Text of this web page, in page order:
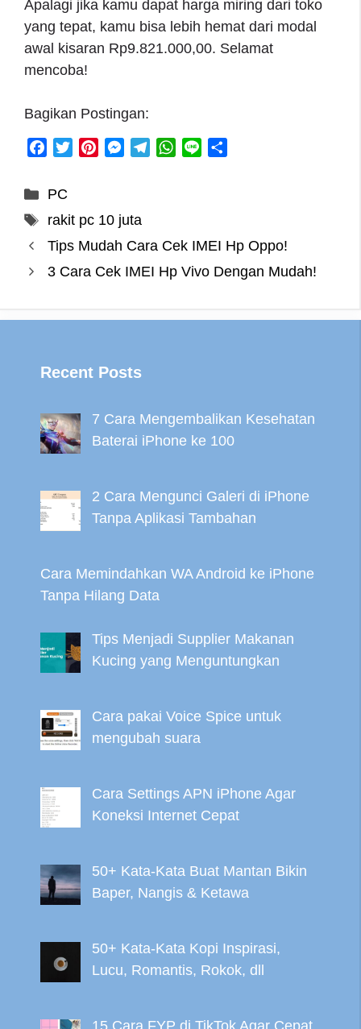
Apalagi jika kamu dapat harga miring dari toko
yang tepat, kamu bisa lebih hemat dari modal
awal kisaran Rp9.821.000,00. Selamat
mencoba!
Bagikan Postingan:
b
o
t
e
e
r
M
e
n
r
W
A
Categories
PC
Tags
rakit pc 10 juta
Tips Mudah Cara Cek IMEI Hp Oppo!
3 Cara Cek IMEI Hp Vivo Dengan Mudah!
Recent Posts
7 Cara Mengembalikan Kesehatan
Baterai iPhone ke 100
2 Cara Mengunci Galeri di iPhone
Tanpa Aplikasi Tambahan
Cara Memindahkan WA Android ke iPhone
Tanpa Hilang Data
Tips Menjadi Supplier Makanan
Kucing yang Menguntungkan
Cara pakai Voice Spice untuk
mengubah suara
Cara Settings APN iPhone Agar
Koneksi Internet Cepat
50+ Kata-Kata Buat Mantan Bikin
Baper, Nangis & Ketawa
50+ Kata-Kata Kopi Inspirasi,
Lucu, Romantis, Rokok, dll
15 Cara FYP di TikTok Agar Cepat